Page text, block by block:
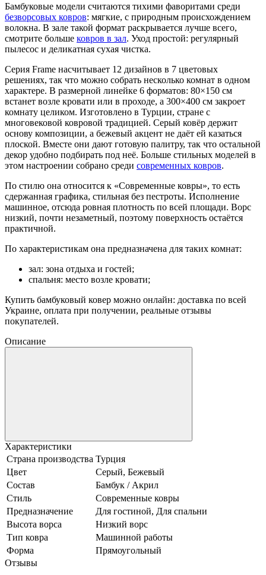
Бамбуковые модели считаются тихими фаворитами среди
безворсовых ковров: мягкие, с природным происхождением
волокна. В зале такой формат раскрывается лучше всего,
смотрите больше ковров в зал. Уход простой: регулярный
пылесос и деликатная сухая чистка.
Серия Frame насчитывает 12 дизайнов в 7 цветовых
решениях, так что можно собрать несколько комнат в одном
характере. В размерной линейке 6 форматов: 80×150 см
встанет возле кровати или в проходе, а 300×400 см закроет
комнату целиком. Изготовлено в Турции, стране с
многовековой ковровой традицией. Серый ковёр держит
основу композиции, а бежевый акцент не даёт ей казаться
плоской. Вместе они дают готовую палитру, так что остальной
декор удобно подбирать под неё. Больше стильных моделей в
этом настроении собрано среди современных ковров.
По стилю она относится к «Современные ковры», то есть
сдержанная графика, стильная без пестроты. Исполнение
машинное, отсюда ровная плотность по всей площади. Ворс
низкий, почти незаметный, поэтому поверхность остаётся
практичной.
По характеристикам она предназначена для таких комнат:
зал: зона отдыха и гостей;
спальня: место возле кровати;
Купить бамбуковый ковер можно онлайн: доставка по всей
Украине, оплата при получении, реальные отзывы
покупателей.
Описание
Характеристики
Страна производства Турция
Цвет
Серый, Бежевый
Состав
Бамбук / Акрил
Стиль
Современные ковры
Предназначение
Для гостиной, Для спальни
Высота ворса
Низкий ворс
Тип ковра
Машинной работы
Форма
Прямоугольный
Отзывы